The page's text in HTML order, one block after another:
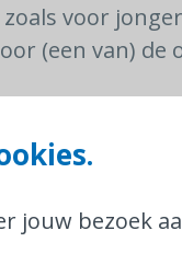
voor
(een van) de
je als
je tijdens een
kan voorleggen.
de
jouw bezoek